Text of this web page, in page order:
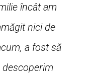
încât am
nici de
a fost să